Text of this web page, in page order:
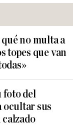
no multa a
topes que van
foto del
ocultar sus